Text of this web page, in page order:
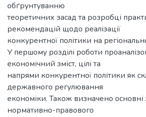
обґрунтуванню
теоретичних засад та розробці
рекомендацій щодо реалізації
конкурентної політики на
У першому розділі роботи
економічний зміст, цілі та
напрями конкурентної політики як
державного регулювання
економіки. Також визначено основні
нормативно-правового